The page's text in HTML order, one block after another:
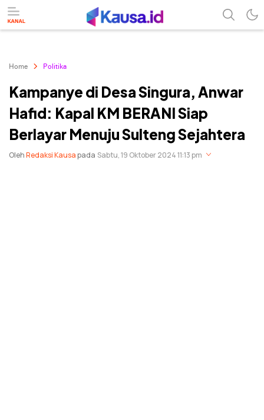
Home Politika
Kampanye di Desa Singura, Anwar
Hafid: Kapal KM BERANI Siap
Berlayar Menuju Sulteng Sejahtera
OlehRedaksi Kausapada Sabtu, 19 Oktober 2024 11:13 pm